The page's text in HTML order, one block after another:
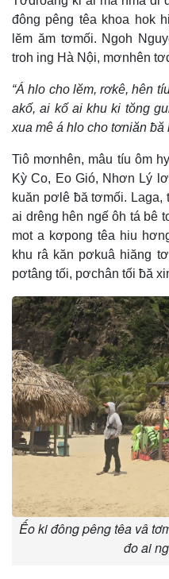
đông pêng têa khoa hok
lĕm ăm tơmối. Ngoh
troh ing Hà Nội, mơnhên
“Á hlo cho lĕm, rơkê, hên
akố, ai kố ai khu ki tŏng
xua mê á hlo cho tơniăn ƀă
Tiô mơnhên, mâu tíu ôm
Kỳ Co, Eo Gió, Nhơn Lý
kuăn pơlê ƀă tơmối. Laga,
ai drêng hên ngế ôh tá bê
mot a kơpong têa hiu
khu râ kăn pơkuâ hiăng
pơtâng tối, pơchân tối ƀă
Ếo ki đông pêng têa vâ
đo ai